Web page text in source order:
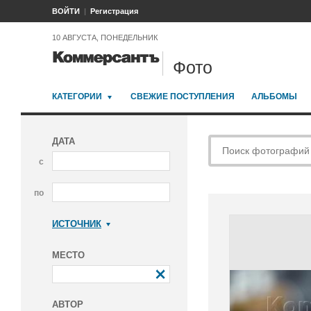
ВОЙТИ Регистрация
10 АВГУСТА, ПОНЕДЕЛЬНИК
Фото
КАТЕГОРИИ СВЕЖИЕ ПОСТУПЛЕНИЯ АЛЬБОМЫ
ДАТА
с
по
ИСТОЧНИК
МЕСТО
АВТОР